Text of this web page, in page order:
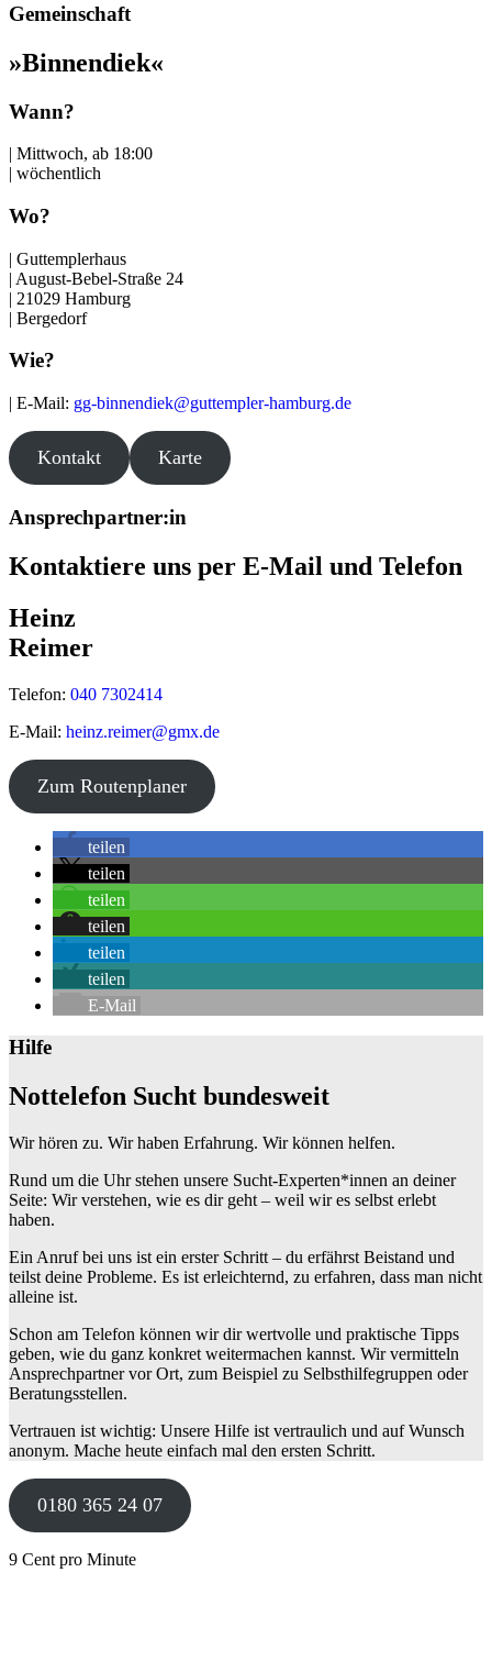
Gemeinschaft
»Binnendiek«
Wann?
| Mittwoch, ab 18:00
| wöchentlich
Wo?
| Guttemplerhaus
| August-Bebel-Straße 24
| 21029 Hamburg
| Bergedorf
Wie?
| E-Mail: gg-binnendiek@guttempler-hamburg.de
Kontakt Karte
Ansprechpartner:in
Kontaktiere uns per E-Mail und Telefon
Heinz
Reimer
Telefon: 040 7302414
E-Mail: heinz.reimer@gmx.de
Zum Routenplaner
teilen
teilen
teilen
teilen
teilen
teilen
E-Mail
Hilfe
Nottelefon Sucht bundesweit
Wir hören zu. Wir haben Erfahrung. Wir können helfen.
Rund um die Uhr stehen unsere Sucht-Experten*innen an deiner
Seite: Wir verstehen, wie es dir geht – weil wir es selbst erlebt
haben.
Ein Anruf bei uns ist ein erster Schritt – du erfährst Beistand und
teilst deine Probleme. Es ist erleichternd, zu erfahren, dass man nicht
alleine ist.
Schon am Telefon können wir dir wertvolle und praktische Tipps
geben, wie du ganz konkret weitermachen kannst. Wir vermitteln
Ansprechpartner vor Ort, zum Beispiel zu Selbsthilfegruppen oder
Beratungsstellen.
Vertrauen ist wichtig: Unsere Hilfe ist vertraulich und auf Wunsch
anonym. Mache heute einfach mal den ersten Schritt.
0180 365 24 07
9 Cent pro Minute